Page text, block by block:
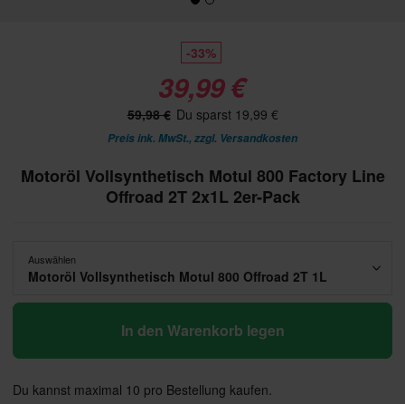
-33%
39,99 €
59,98 € Du sparst 19,99 €
Preis ink. MwSt., zzgl. Versandkosten
Motoröl Vollsynthetisch Motul 800 Factory Line
Offroad 2T 2x1L 2er-Pack
Auswählen
Motoröl Vollsynthetisch Motul 800 Offroad 2T 1L
In den Warenkorb legen
Du kannst maximal 10 pro Bestellung kaufen.